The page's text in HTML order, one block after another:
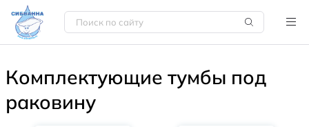
Комплектующие тумбы под
раковину